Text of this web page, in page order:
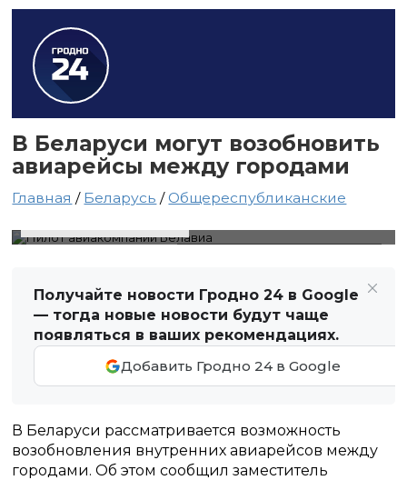
В Беларуси могут возобновить
авиарейсы между городами
Главная / Беларусь /Общереспубликанские
Получайте новости Гродно 24 в Google
— тогда новые новости будут чаще
появляться в ваших рекомендациях.
Добавить Гродно 24 в Google
В Беларуси рассматривается возможность
возобновления внутренних авиарейсов между
городами. Об этом сообщил заместитель